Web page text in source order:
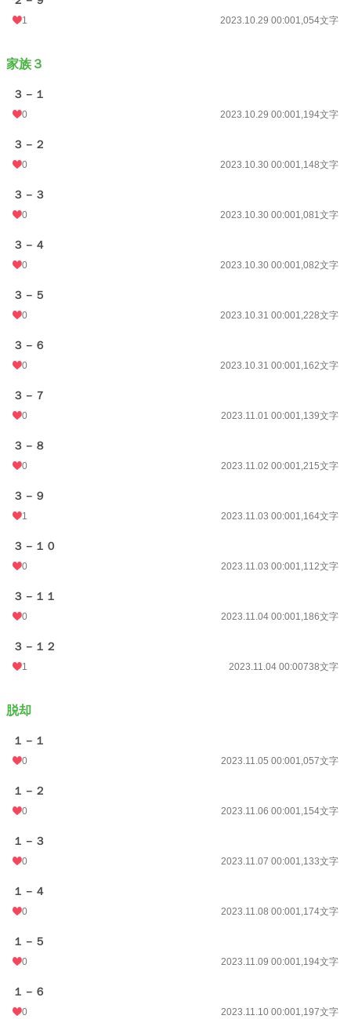
1 2023.10.29 00:001,054文字
家族３
３－１
0 2023.10.29 00:001,194文字
３－２
0 2023.10.30 00:001,148文字
３－３
0 2023.10.30 00:001,081文字
３－４
0 2023.10.30 00:001,082文字
３－５
0 2023.10.31 00:001,228文字
３－６
0 2023.10.31 00:001,162文字
３－７
0 2023.11.01 00:001,139文字
３－８
0 2023.11.02 00:001,215文字
３－９
1 2023.11.03 00:001,164文字
３－１０
0 2023.11.03 00:001,112文字
３－１１
0 2023.11.04 00:001,186文字
３－１２
1 2023.11.04 00:00738文字
脱却
１－１
0 2023.11.05 00:001,057文字
１－２
0 2023.11.06 00:001,154文字
１－３
0 2023.11.07 00:001,133文字
１－４
0 2023.11.08 00:001,174文字
１－５
0 2023.11.09 00:001,194文字
１－６
0 2023.11.10 00:001,197文字